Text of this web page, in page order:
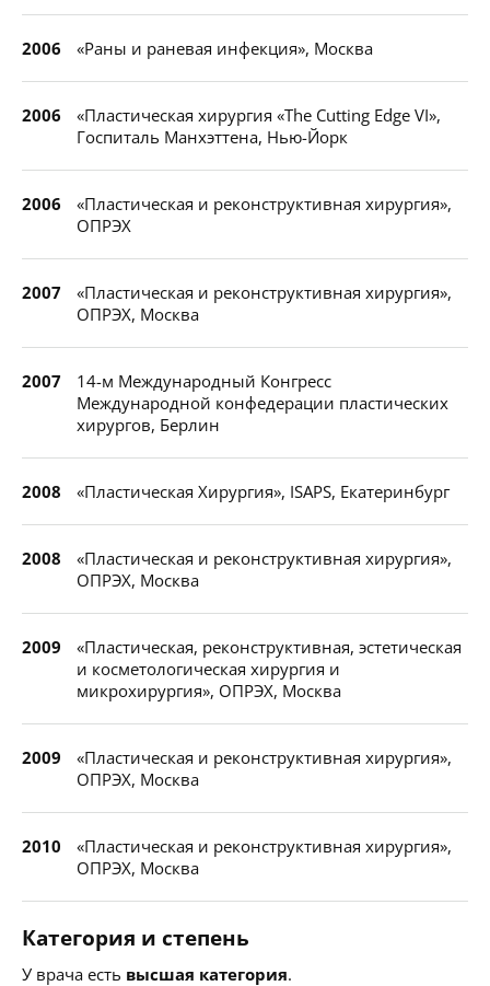
2006 «Раны и раневая инфекция», Москва
2006
«Пластическая хирургия «The Cutting Edge VI»,
Госпиталь Манхэттена, Нью-Йорк
2006
«Пластическая и реконструктивная хирургия»,
ОПРЭХ
2007
«Пластическая и реконструктивная хирургия»,
ОПРЭХ, Москва
2007
14-м Международный Конгресс
Международной конфедерации пластических
хирургов, Берлин
2008 «Пластическая Хирургия», ISAPS, Екатеринбург
2008
«Пластическая и реконструктивная хирургия»,
ОПРЭХ, Москва
2009
«Пластическая, реконструктивная, эстетическая
и косметологическая хирургия и
микрохирургия», ОПРЭХ, Москва
2009
«Пластическая и реконструктивная хирургия»,
ОПРЭХ, Москва
2010
«Пластическая и реконструктивная хирургия»,
ОПРЭХ, Москва
Категория и степень
У врача есть высшая категория.